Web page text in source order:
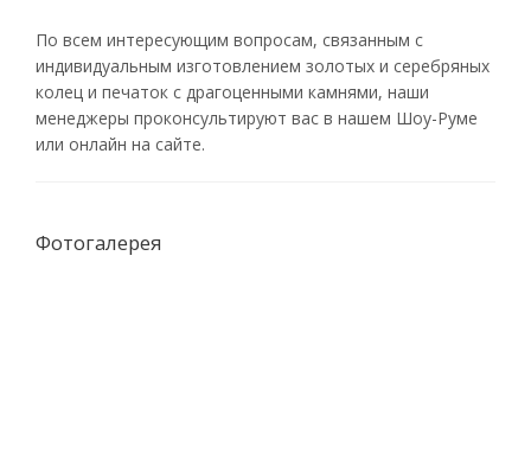
По всем интересующим вопросам, связанным с
индивидуальным изготовлением золотых и серебряных
колец и печаток с драгоценными камнями, наши
менеджеры проконсультируют вас в нашем Шоу-Руме
или онлайн на сайте.
Фотогалерея